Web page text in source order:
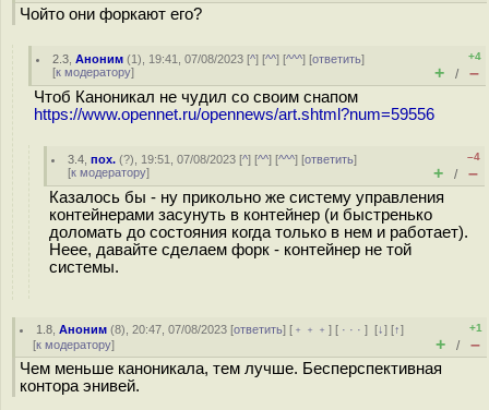
Чойто они форкают его?
2.3 ,Аноним (1), 19:41, 07/08/2023 [^] [^^] [^^^] [ответить]
[к модератору]
+4
+ / –
Чтоб Каноникал не чудил со своим снапом
https://www.opennet.ru/opennews/art.shtml?num=59556
3.4 ,пох. (?), 19:51, 07/08/2023 [^] [^^] [^^^] [ответить]
[к модератору]
–4
+ / –
Казалось бы - ну прикольно же систему управления
контейнерами засунуть в контейнер (и быстренько
доломать до состояния когда только в нем и работает).
Неее, давайте сделаем форк - контейнер не той
системы.
1.8 ,Аноним (8), 20:47, 07/08/2023 [ответить] [ ﹢﹢﹢] [ · · ·][↓] [↑]
[к модератору]
+1
+ / –
Чем меньше каноникала, тем лучше. Бесперспективная
контора энивей.